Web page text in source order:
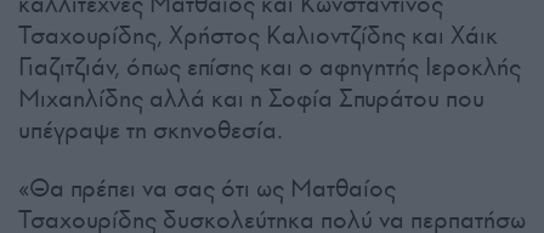
Τσαχουρίδης, Χρήστος Καλιοντζίδης και Χάικ
Γιαζιτζιάν, όπως επίσης και ο αφηγητής Ιεροκλής
Μιχαηλίδης αλλά και η Σοφία Σπυράτου που
υπέγραψε τη σκηνοθεσία.
«Θα πρέπει να σας ότι ως Ματθαίος
Τσαχουρίδης δυσκολεύτηκα πολύ να περπατήσω